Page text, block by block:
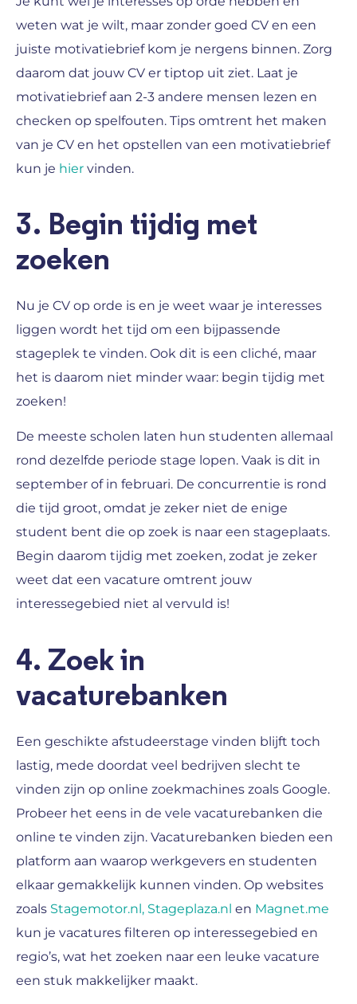
weten wat je wilt, maar zonder goed CV en een
juiste motivatiebrief kom je nergens binnen. Zorg
daarom dat jouw CV er tiptop uit ziet. Laat je
motivatiebrief aan 2-3 andere mensen lezen en
checken op spelfouten. Tips omtrent het maken
van je CV en het opstellen van een motivatiebrief
kun je hier vinden.
3. Begin tijdig met
zoeken
Nu je CV op orde is en je weet waar je interesses
liggen wordt het tijd om een bijpassende
stageplek te vinden. Ook dit is een cliché, maar
het is daarom niet minder waar: begin tijdig met
zoeken!
De meeste scholen laten hun studenten allemaal
rond dezelfde periode stage lopen. Vaak is dit in
september of in februari. De concurrentie is rond
die tijd groot, omdat je zeker niet de enige
student bent die op zoek is naar een stageplaats.
Begin daarom tijdig met zoeken, zodat je zeker
weet dat een vacature omtrent jouw
interessegebied niet al vervuld is!
4. Zoek in
vacaturebanken
Een geschikte afstudeerstage vinden blijft toch
lastig, mede doordat veel bedrijven slecht te
vinden zijn op online zoekmachines zoals Google.
Probeer het eens in de vele vacaturebanken die
online te vinden zijn. Vacaturebanken bieden een
platform aan waarop werkgevers en studenten
elkaar gemakkelijk kunnen vinden. Op websites
zoals Stagemotor.nl, Stageplaza.nl en Magnet.me
kun je vacatures filteren op interessegebied en
regio’s, wat het zoeken naar een leuke vacature
een stuk makkelijker maakt.